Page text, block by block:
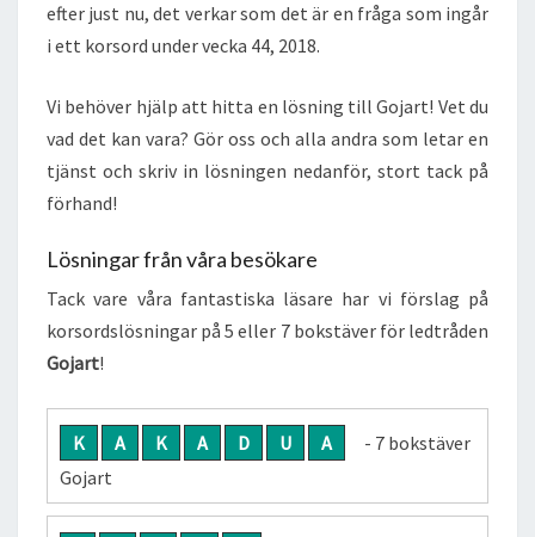
efter just nu, det verkar som det är en fråga som ingår
i ett korsord under vecka 44, 2018.
Vi behöver hjälp att hitta en lösning till Gojart! Vet du
vad det kan vara? Gör oss och alla andra som letar en
tjänst och skriv in lösningen nedanför, stort tack på
förhand!
Lösningar från våra besökare
Tack vare våra fantastiska läsare har vi förslag på
korsordslösningar på 5 eller 7 bokstäver för ledtråden
Gojart!
K A K A D U A
- 7 bokstäver
Gojart